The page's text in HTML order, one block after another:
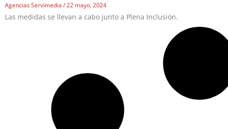
Agencias Servimedia 22 mayo, 2024
Las medidas se llevan a cabo junto a Plena Inclusión.